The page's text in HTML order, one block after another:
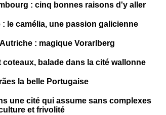
: cinq bonnes raisons d'y aller
: le camélia, une passion galicienne
: magique Vorarlberg
coteaux, balade dans la cité wallonne
la belle Portugaise
une cité qui assume sans complexes
et frivolité